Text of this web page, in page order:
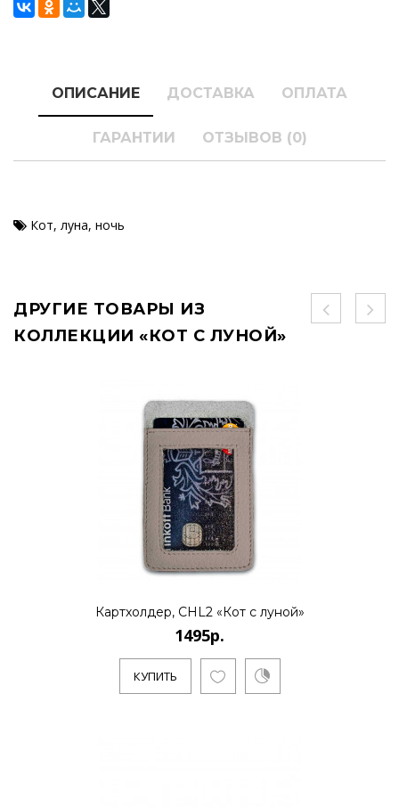
ОПИСАНИЕ ДОСТАВКА ОПЛАТА
ГАРАНТИИ ОТЗЫВОВ (0)
Кот, луна, ночь
ДРУГИЕ ТОВАРЫ ИЗ
КОЛЛЕКЦИИ «КОТ С ЛУНОЙ»
Картхолдер, CHL2 «Кот с луной»
1495р.
КУПИТЬ